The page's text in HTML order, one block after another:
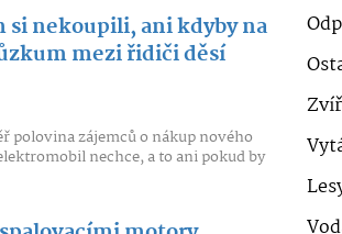
nekoupili, ani kdyby na
mezi řidiči děsí
polovina zájemců o nákup nového
nechce, a to ani pokud by